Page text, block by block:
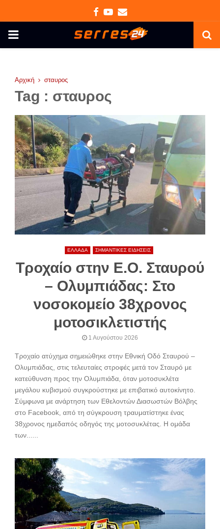
Facebook
Youtube
Email
PRIMARY
Αρχική σταυρος
Tag : σταυρος
ΕΛΛΑΔΑ ΣΗΜΑΝΤΙΚΕΣ ΕΙΔΗΣΕΙΣ
Τροχαίο στην Ε.Ο. Σταυρού
– Ολυμπιάδας: Στο
νοσοκομείο 38χρονος
μοτοσικλετιστής
1 Αυγούστου 2026
Τροχαίο ατύχημα σημειώθηκε στην Εθνική Οδό Σταυρού –
Ολυμπιάδας, στις τελευταίες στροφές μετά τον Σταυρό με
κατεύθυνση προς την Ολυμπιάδα, όταν μοτοσυκλέτα
μεγάλου κυβισμού συγκρούστηκε με επιβατικό αυτοκίνητο.
Σύμφωνα με ανάρτηση των Εθελοντών Διασωστών Βόλβης
στο Facebook, από τη σύγκρουση τραυματίστηκε ένας
38χρονος ημεδαπός οδηγός της μοτοσυκλέτας. Η ομάδα
των......